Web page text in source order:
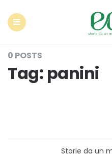
0 POSTS
Tag: panini
Storie da un